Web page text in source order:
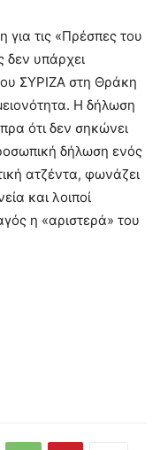
τις «Πρέσπες του
δεν υπάρχει
ΣΥΡΙΖΑ στη Θράκη
Η δήλωση
ότι δεν σηκώνει
δήλωση ενός
ατζέντα, φωνάζει
και λοιποί
η «αριστερά» του